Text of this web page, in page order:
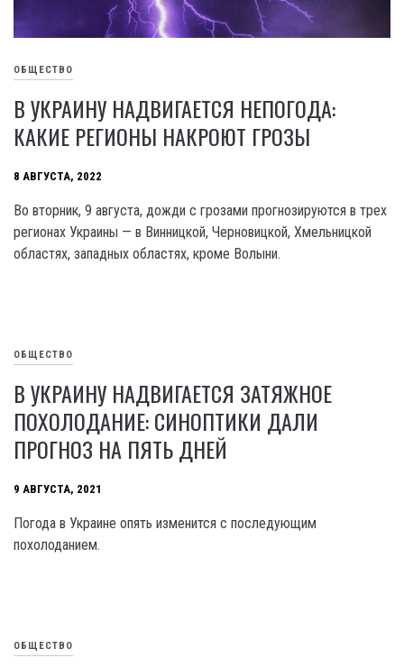
ОБЩЕСТВО
В УКРАИНУ НАДВИГАЕТСЯ НЕПОГОДА:
КАКИЕ РЕГИОНЫ НАКРОЮТ ГРОЗЫ
8 АВГУСТА, 2022
Во вторник, 9 августа, дожди с грозами прогнозируются в трех
регионах Украины — в Винницкой, Черновицкой, Хмельницкой
областях, западных областях, кроме Волыни.
ОБЩЕСТВО
В УКРАИНУ НАДВИГАЕТСЯ ЗАТЯЖНОЕ
ПОХОЛОДАНИЕ: СИНОПТИКИ ДАЛИ
ПРОГНОЗ НА ПЯТЬ ДНЕЙ
9 АВГУСТА, 2021
Погода в Украине опять изменится с последующим
похолоданием.
ОБЩЕСТВО